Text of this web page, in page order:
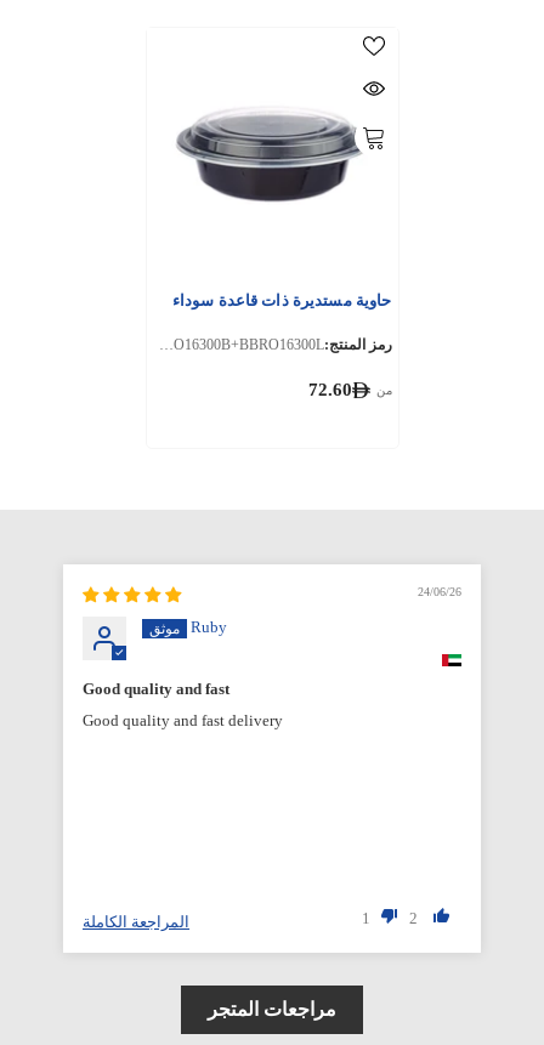
حاوية مستديرة ذات قاعدة سوداء
رمز المنتج: BBRO16300B+BBRO16300L
من 72.60
24/06/26
Ruby
Good quality and fast
Good quality and fast delivery
2
1 المراجعة الكاملة
مراجعات المتجر